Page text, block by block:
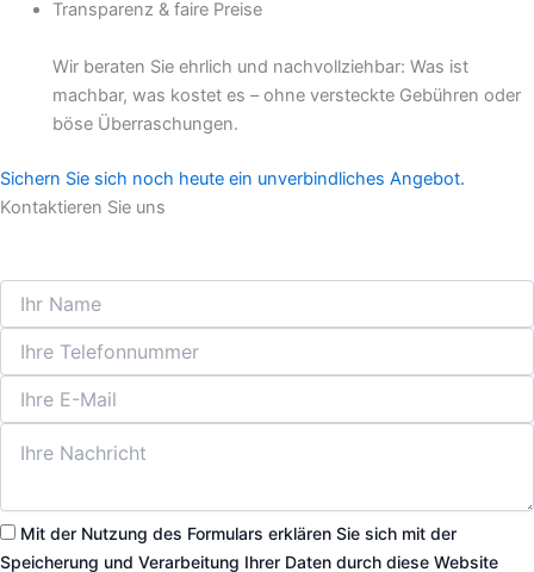
Transparenz & faire Preise
Wir beraten Sie ehrlich und nachvollziehbar: Was ist
machbar, was kostet es – ohne versteckte Gebühren oder
böse Überraschungen.
Sichern Sie sich noch heute ein unverbindliches Angebot.
Kontaktieren Sie uns
Mit der Nutzung des Formulars erklären Sie sich mit der
Speicherung und Verarbeitung Ihrer Daten durch diese Website